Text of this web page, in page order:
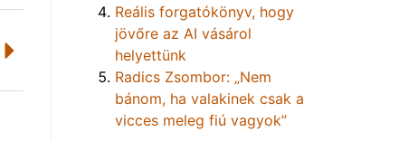
Reális forgatókönyv, hogy
jövőre az AI vásárol
helyettünk
Radics Zsombor: „Nem
bánom, ha valakinek csak a
vicces meleg fiú vagyok”